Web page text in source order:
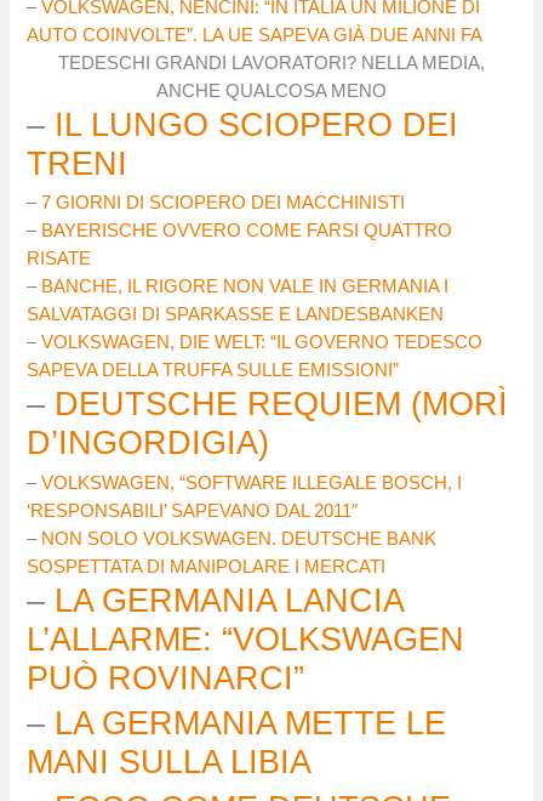
–VOLKSWAGEN, NENCINI: “IN ITALIA UN MILIONE DI
AUTO COINVOLTE”. LA UE SAPEVA GIÀ DUE ANNI FA
TEDESCHI GRANDI LAVORATORI? NELLA MEDIA,
ANCHE QUALCOSA MENO
– IL LUNGO SCIOPERO DEI
TRENI
–7 GIORNI DI SCIOPERO DEI MACCHINISTI
– BAYERISCHE OVVERO COME FARSI QUATTRO
RISATE
– BANCHE, IL RIGORE NON VALE IN GERMANIA I
SALVATAGGI DI SPARKASSE E LANDESBANKEN
–VOLKSWAGEN, DIE WELT: “IL GOVERNO TEDESCO
SAPEVA DELLA TRUFFA SULLE EMISSIONI”
– DEUTSCHE REQUIEM (MORÌ
D’INGORDIGIA)
–VOLKSWAGEN, “SOFTWARE ILLEGALE BOSCH, I
‘RESPONSABILI’ SAPEVANO DAL 2011″
– NON SOLO VOLKSWAGEN. DEUTSCHE BANK
SOSPETTATA DI MANIPOLARE I MERCATI
– LA GERMANIA LANCIA
L’ALLARME: “VOLKSWAGEN
PUÒ ROVINARCI”
– LA GERMANIA METTE LE
MANI SULLA LIBIA